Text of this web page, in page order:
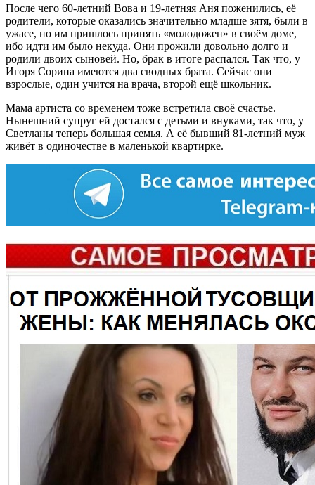
После чего 60-летний Вова и 19-летняя Аня поженились, её
родители, которые оказались значительно младше зятя, были в
ужасе, но им пришлось принять «молодожен» в своём доме,
ибо идти им было некуда. Они прожили довольно долго и
родили двоих сыновей. Но, брак в итоге распался. Так что, у
Игоря Сорина имеются два сводных брата. Сейчас они
взрослые, один учится на врача, второй ещё школьник.
Мама артиста со временем тоже встретила своё счастье.
Нынешний супруг ей достался с детьми и внуками, так что, у
Светланы теперь большая семья. А её бывший 81-летний муж
живёт в одиночестве в маленькой квартирке.